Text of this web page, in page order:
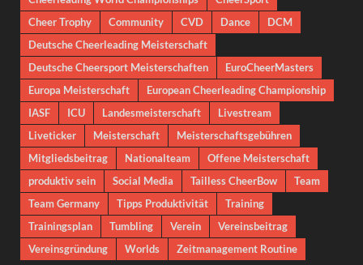
Cheer Trophy
Community CVD Dance
DCM
Deutsche Cheerleading Meisterschaft
Deutsche Cheersport Meisterschaften
EuroCheerMasters
Europa Meisterschaft
European Cheerleading Championship
IASF
ICU Landesmeisterschaft
Livestream
Liveticker
Meisterschaft
Meisterschaftsgebühren
Mitgliedsbeitrag
Nationalteam
Offene Meisterschaft
produktiv sein
Social Media Tailless CheerBow
Team
Team Germany
Tipps Produktivität
Training
Trainingsplan
Tumbling Verein
Vereinsbeitrag
Vereinsgründung
Worlds Zeitmanagement Routine